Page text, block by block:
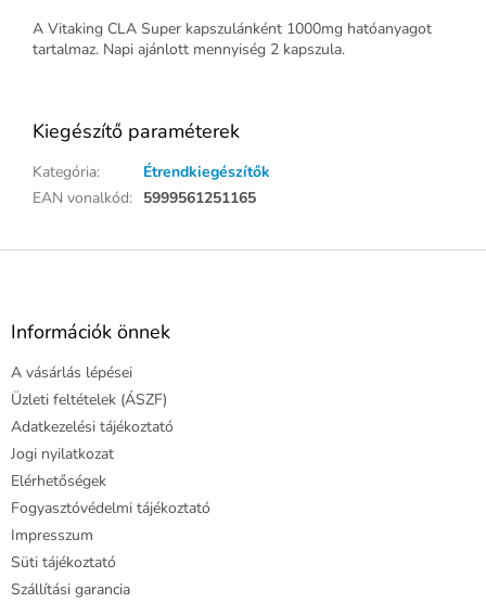
A Vitaking CLA Super kapszulánként 1000mg hatóanyagot
tartalmaz. Napi ajánlott mennyiség 2 kapszula.
Kiegészítő paraméterek
Kategória:
Étrendkiegészítők
EAN vonalkód: 5999561251165
L
Információk önnek
A vásárlás lépései
Üzleti feltételek (ÁSZF)
Adatkezelési tájékoztató
Jogi nyilatkozat
Elérhetőségek
Fogyasztóvédelmi tájékoztató
Impresszum
Süti tájékoztató
Szállítási garancia